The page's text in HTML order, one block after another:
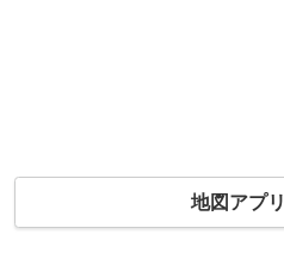
地図アプ